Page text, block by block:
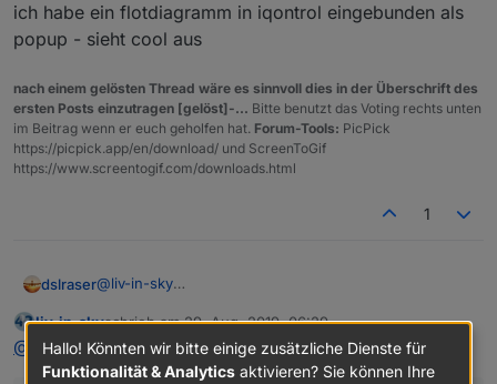
ich habe ein flotdiagramm in iqontrol eingebunden als
popup - sieht cool aus
nach einem gelösten Thread wäre es sinnvoll dies in der Überschrift des
ersten Posts einzutragen [gelöst]-... Bitte benutzt das Voting rechts unten
im Beitrag wenn er euch geholfen hat. Forum-Tools: PicPick
https://picpick.app/en/download/ und ScreenToGif
https://www.screentogif.com/downloads.html
1
dslraser@liv-in-sky
Offline
liv-in-skyschrieb am29. Aug. 2019, 06:29
@ dslrasersagte in Unifi WLAN Script:
Hallo! Könnten wir bitte einige zusätzliche Dienste für
Funktionalität & Analytics aktivieren? Sie können Ihre